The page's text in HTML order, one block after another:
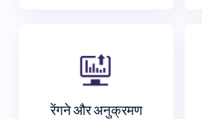
रेंगने और अनुक्रमण